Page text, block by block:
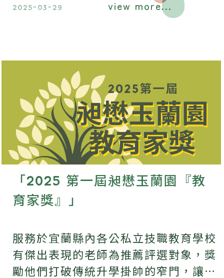
名。
2025-03-29 view more...
「2025 第一屆昶懋玉蘭園『教
育家獎』」
服務於宜蘭縣內各公私立技職教育學校
有傑出表現的老師為推薦評選對象，獎
勵他們打破傳統升學掛帥的窄門，讓學